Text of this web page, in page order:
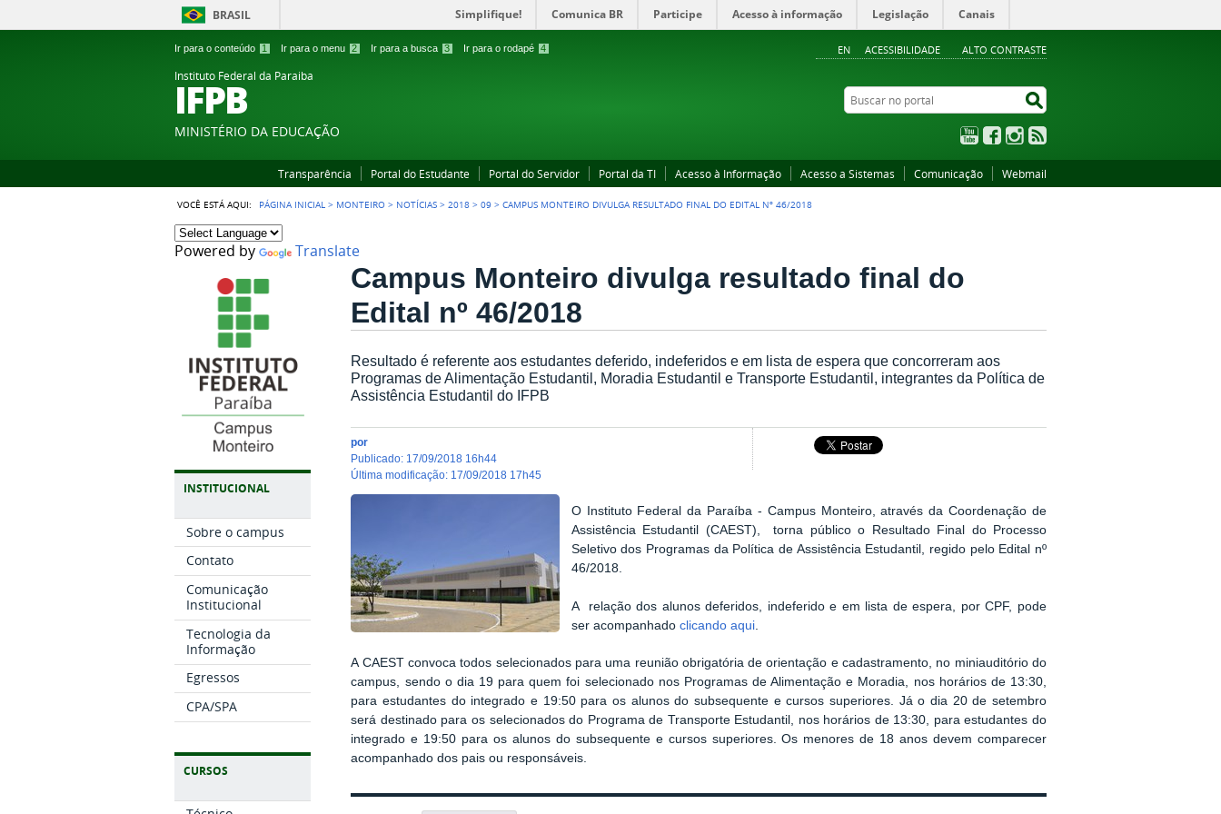
BRASIL Simplifique! Comunica BR Participe Acesso à informação Legislação Canais
Ir para o conteúdo 1 Ir para o menu 2 Ir para a busca 3 Ir para o rodapé 4 EN ACESSIBILIDADE ALTO CONTRASTE
Instituto Federal da Paraiba
IFPB
MINISTÉRIO DA EDUCAÇÃO
Buscar no portal
YouTubeFacebookInstagram
Transparência Portal do Estudante Portal do Servidor Portal da TI Acesso à Informação Acesso a Sistemas Comunicação Webmail
VOCÊ ESTÁ AQUI: PÁGINA INICIAL > MONTEIRO > NOTÍCIAS >2018 >09 >CAMPUS MONTEIRO DIVULGA RESULTADO FINAL DO EDITAL Nº 46/2018
Powered by Translate
INSTITUCIONAL
Sobre o campus
Contato
Comunicação
Institucional
Tecnologia da
Informação
Egressos
CPA/SPA
CURSOS
Campus Monteiro divulga resultado final do
Edital nº 46/2018
Resultado é referente aos estudantes deferido, indeferidos e em lista de espera que concorreram aos
Programas de Alimentação Estudantil, Moradia Estudantil e Transporte Estudantil, integrantes da Política de
Assistência Estudantil do IFPB
por
publicado: 17/09/2018 16h44
última modificação: 17/09/2018 17h45
O Instituto Federal da Paraíba - Campus Monteiro, através da Coordenação de
Assistência Estudantil (CAEST), torna público o Resultado Final do Processo
Seletivo dos Programas da Política de Assistência Estudantil, regido pelo Edital nº
46/2018.
A relação dos alunos deferidos, indeferido e em lista de espera, por CPF, pode
ser acompanhado clicando aqui.
A CAEST convoca todos selecionados para uma reunião obrigatória de orientação e cadastramento, no miniauditório do
campus, sendo o dia 19 para quem foi selecionado nos Programas de Alimentação e Moradia, nos horários de 13:30,
para estudantes do integrado e 19:50 para os alunos do subsequente e cursos superiores. Já o dia 20 de setembro
será destinado para os selecionados do Programa de Transporte Estudantil, nos horários de 13:30, para estudantes do
integrado e 19:50 para os alunos do subsequente e cursos superiores. Os menores de 18 anos devem comparecer
acompanhado dos pais ou responsáveis.